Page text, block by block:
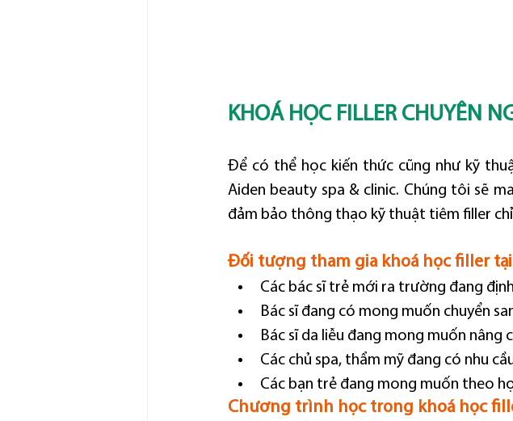
KHOÁ HỌC FILLER CHUYÊN
Để có thể học kiến thức cũng như kỹ
Aiden beauty spa & clinic. Chúng tôi sẽ
đảm bảo thông thạo kỹ thuật tiêm filler
Đối tượng tham gia khoá học filler
Các bác sĩ trẻ mới ra trường đang
Bác sĩ đang có mong muốn chuyển
Bác sĩ da liễu đang mong muốn nâng
Các chủ spa, thẩm mỹ đang có nhu
Các bạn trẻ đang mong muốn theo
Chương trình học trong khoá học